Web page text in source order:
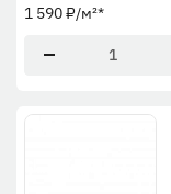
1 590₽/м²*